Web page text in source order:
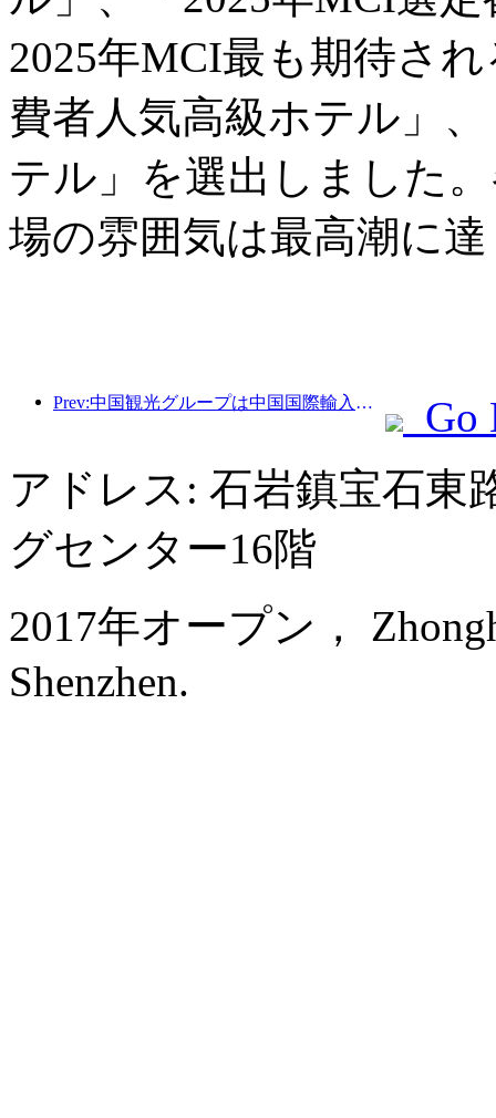
2025年MCI最も期待さ
費者人気高級ホテル」
テル」を選出しました
場の雰囲気は最高潮に
Prev:中国観光グループは中国国際輸入博覧会に8年連続で参加し、総額10億米ドルを超える契約を締結しています。
Go
アドレス: 石岩鎮宝石東
グセンター16階
2017年オープン，
Shenzhen.